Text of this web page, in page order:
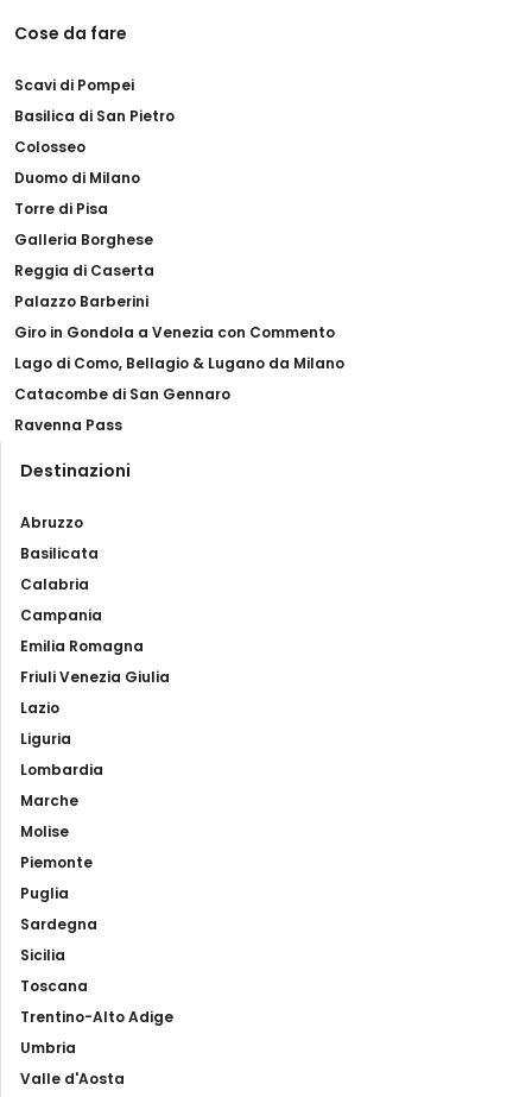
Cose da fare
Scavi di Pompei
Basilica di San Pietro
Colosseo
Duomo di Milano
Torre di Pisa
Galleria Borghese
Reggia di Caserta
Palazzo Barberini
Giro in Gondola a Venezia con Commento
Lago di Como, Bellagio & Lugano da Milano
Catacombe di San Gennaro
Ravenna Pass
Destinazioni
Abruzzo
Basilicata
Calabria
Campania
Emilia Romagna
Friuli Venezia Giulia
Lazio
Liguria
Lombardia
Marche
Molise
Piemonte
Puglia
Sardegna
Sicilia
Toscana
Trentino-Alto Adige
Umbria
Valle d'Aosta